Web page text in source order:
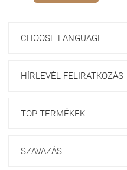
CHOOSE LANGUAGE
HÍRLEVÉL FELIRATKOZÁS
TOP TERMÉKEK
SZAVAZÁS